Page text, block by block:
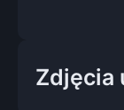
Zdjęcia